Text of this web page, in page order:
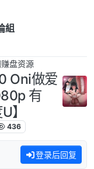
組
盘资源
Oni做爱
有
】
436
登录后回复